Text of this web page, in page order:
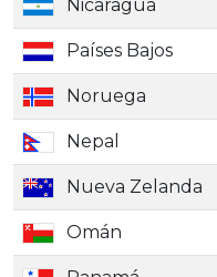
Nicaragua
Países Bajos
Noruega
Nepal
Nueva Zelanda
Omán